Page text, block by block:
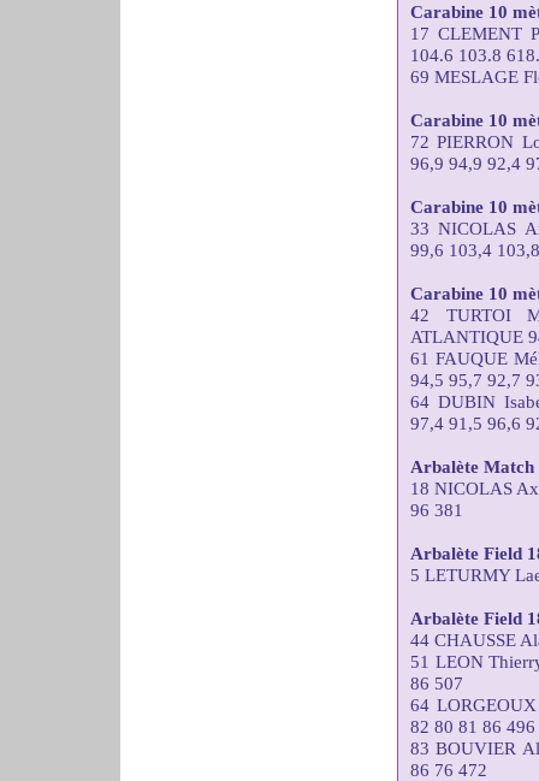
Carabine 10
17 CLEMENT
104.6 103.8
69 MESLAGE
Carabine 10
72 PIERRON
96,9 94,9 92,4
Carabine 10
33 NICOLAS
99,6 103,4
Carabine 10
42 TURTOI
ATLANTIQUE
61 FAUQUE
94,5 95,7 92,7
64 DUBIN
97,4 91,5 96,6
Arbalète Match
18 NICOLAS
96 381
Arbalète Field
5 LETURMY
Arbalète Field
44 CHAUSSE
51 LEON
86 507
64
82 80 81 86 496
83 BOUVIER
86 76 472